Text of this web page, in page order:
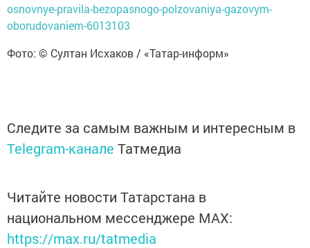
osnovnye-pravila-bezopasnogo-polzovaniya-gazovym-
oborudovaniem-6013103
Фото: © Султан Исхаков / «Татар-информ»
Следите за самым важным и интересным в
Telegram-канале Татмедиа
Читайте новости Татарстана в
национальном мессенджере MАХ:
https://max.ru/tatmedia